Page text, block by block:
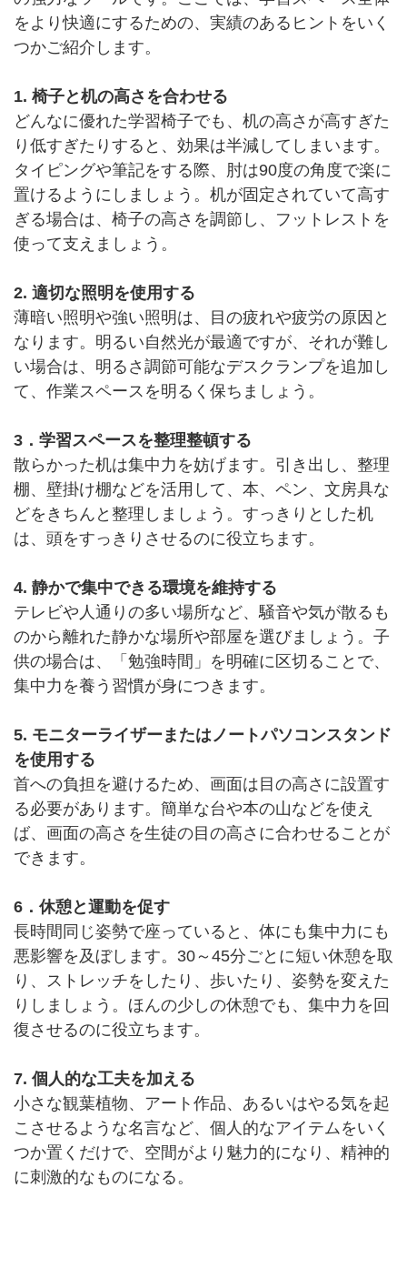
をより快適にするための、実績のあるヒントをいく
つかご紹介します。
1. 椅子と机の高さを合わせる
どんなに優れた学習椅子でも、机の高さが高すぎた
り低すぎたりすると、効果は半減してしまいます。
タイピングや筆記をする際、肘は90度の角度で楽に
置けるようにしましょう。机が固定されていて高す
ぎる場合は、椅子の高さを調節し、フットレストを
使って支えましょう。
2. 適切な照明を使用する
薄暗い照明や強い照明は、目の疲れや疲労の原因と
なります。明るい自然光が最適ですが、それが難し
い場合は、明るさ調節可能なデスクランプを追加し
て、作業スペースを明るく保ちましょう。
3．学習スペースを整理整頓する
散らかった机は集中力を妨げます。引き出し、整理
棚、壁掛け棚などを活用して、本、ペン、文房具な
どをきちんと整理しましょう。すっきりとした机
は、頭をすっきりさせるのに役立ちます。
4. 静かで集中できる環境を維持する
テレビや人通りの多い場所など、騒音や気が散るも
のから離れた静かな場所や部屋を選びましょう。子
供の場合は、「勉強時間」を明確に区切ることで、
集中力を養う習慣が身につきます。
5. モニターライザーまたはノートパソコンスタンド
を使用する
首への負担を避けるため、画面は目の高さに設置す
る必要があります。簡単な台や本の山などを使え
ば、画面の高さを生徒の目の高さに合わせることが
できます。
6．休憩と運動を促す
長時間同じ姿勢で座っていると、体にも集中力にも
悪影響を及ぼします。30～45分ごとに短い休憩を取
り、ストレッチをしたり、歩いたり、姿勢を変えた
りしましょう。ほんの少しの休憩でも、集中力を回
復させるのに役立ちます。
7. 個人的な工夫を加える
小さな観葉植物、アート作品、あるいはやる気を起
こさせるような名言など、個人的なアイテムをいく
つか置くだけで、空間がより魅力的になり、精神的
に刺激的なものになる。